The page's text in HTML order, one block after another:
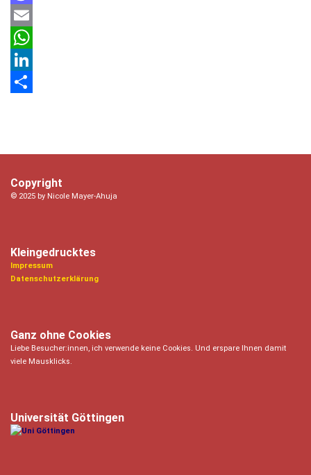
Mastodon
Email
WhatsApp
LinkedIn
Copyright
© 2025 by Nicole Mayer-Ahuja
Kleingedrucktes
Impressum
Datenschutzerklärung
Ganz ohne Cookies
Liebe Besucher:innen, ich verwende keine Cookies. Und erspare Ihnen damit
viele Mausklicks.
Universität Göttingen